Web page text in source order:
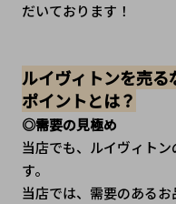
だいております！
ルイヴィトンを売
ポイントとは？
◎需要の見極め
当店でも、ルイヴィト
す。
当店では、需要のある